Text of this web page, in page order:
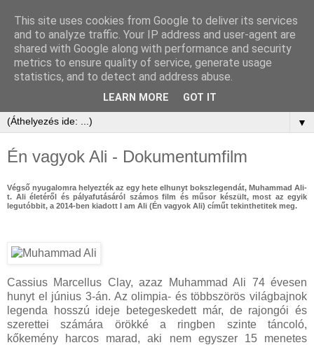
▼
Én vagyok Ali - Dokumentumfilm
Végső nyugalomra helyezték az egy hete elhunyt bokszlegendát, Muhammad Ali-
t. Ali életéről és pályafutásáról számos film és műsor készült, most az egyik
legutóbbit, a 2014-ben kiadott I am Ali (Én vagyok Ali) címűt tekinthetitek meg.
Cassius Marcellus Clay, azaz Muhammad Ali 74 évesen
hunyt el június 3-án. Az olimpia- és többszörös világbajnok
legenda hosszú ideje betegeskedett már, de rajongói és
szerettei számára örökké a ringben szinte táncoló,
kőkemény harcos marad, aki nem egyszer 15 menetes
This site uses cookies from Google to deliver its services
and to analyze traffic. Your IP address and user-agent are
shared with Google along with performance and security
metrics to ensure quality of service, generate usage
statistics, and to detect and address abuse.
LEARN MORE GOT IT